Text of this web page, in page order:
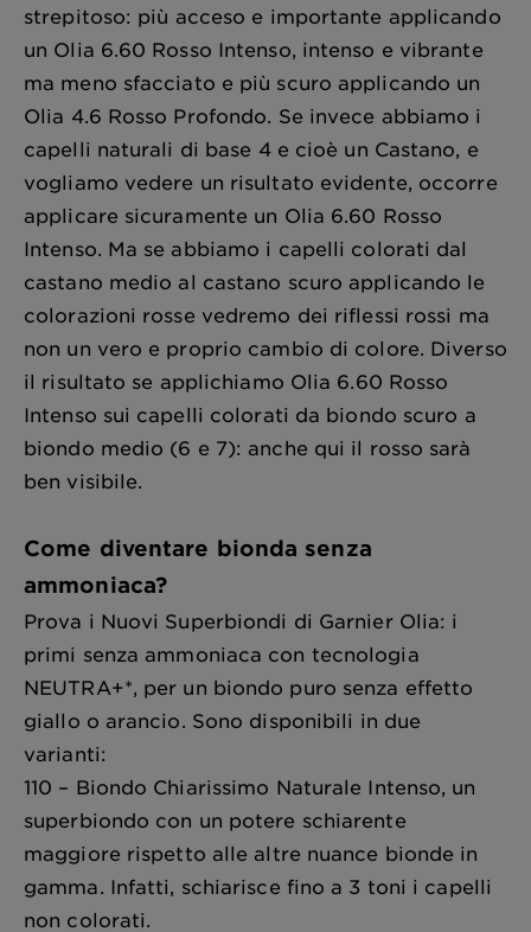
strepitoso: più acceso e importante applicando
un Olia 6.60 Rosso Intenso, intenso e vibrante
ma meno sfacciato e più scuro applicando un
Olia 4.6 Rosso Profondo. Se invece abbiamo i
capelli naturali di base 4 e cioè un Castano, e
vogliamo vedere un risultato evidente, occorre
applicare sicuramente un Olia 6.60 Rosso
Intenso. Ma se abbiamo i capelli colorati dal
castano medio al castano scuro applicando le
colorazioni rosse vedremo dei riflessi rossi ma
non un vero e proprio cambio di colore. Diverso
il risultato se applichiamo Olia 6.60 Rosso
Intenso sui capelli colorati da biondo scuro a
biondo medio (6 e 7): anche qui il rosso sarà
ben visibile.
Come diventare bionda senza
ammoniaca?
Prova i Nuovi Superbiondi di Garnier Olia: i
primi senza ammoniaca con tecnologia
NEUTRA+*, per un biondo puro senza effetto
giallo o arancio. Sono disponibili in due
varianti:
110 – Biondo Chiarissimo Naturale Intenso, un
superbiondo con un potere schiarente
maggiore rispetto alle altre nuance bionde in
gamma. Infatti, schiarisce fino a 3 toni i capelli
non colorati.